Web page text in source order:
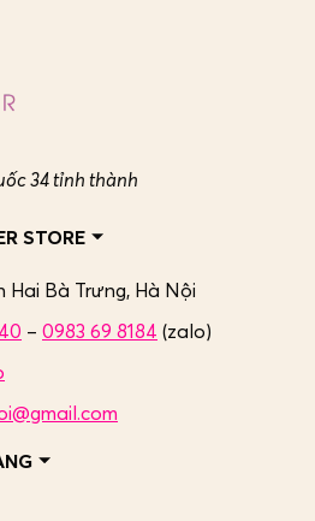
34 tỉnh thành
STORE
Hai Bà Trưng, Hà Nội
– 0983 69 8184 (zalo)